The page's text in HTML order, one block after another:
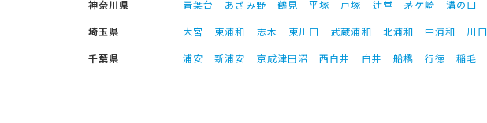
神奈川県
青葉台 あざみ野 鶴見 平塚 戸塚 辻堂 茅ケ崎
溝の口
埼玉県
大宮 東浦和 志木 東川口 武蔵浦和 北浦和 中浦和
川口
千葉県
浦安 新浦安 京成津田沼 西白井 白井 船橋 行徳 稲毛